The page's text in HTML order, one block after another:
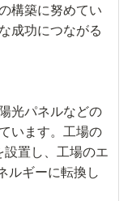
構築に努めてい
成功につながる
光パネルなどの
います。工場の
設置し、工場のエ
ルギーに転換し